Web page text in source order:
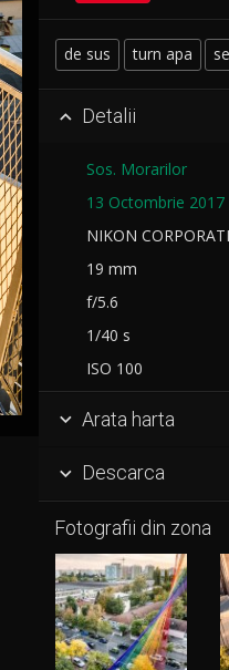
de sus turn apa
 Detalii
Sos. Morarilor
13 Octombrie 2017
NIKON
19 mm
f/5.6
1/40 s
ISO 100
 Arata harta
 Descarca
Fotografii din zona